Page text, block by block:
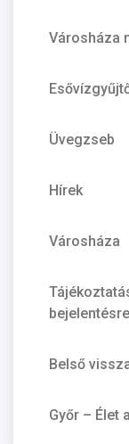
Városháza
Üvegzseb
Hírek
Városháza
Belső
Győr – Élet